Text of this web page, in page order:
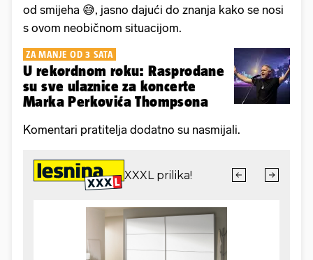
od smijeha 😅, jasno dajući do znanja kako se nosi
s ovom neobičnom situacijom.
ZA MANJE OD 3 SATA
U rekordnom roku: Rasprodane
su sve ulaznice za koncerte
Marka Perkovića Thompsona
Komentari pratitelja dodatno su nasmijali.